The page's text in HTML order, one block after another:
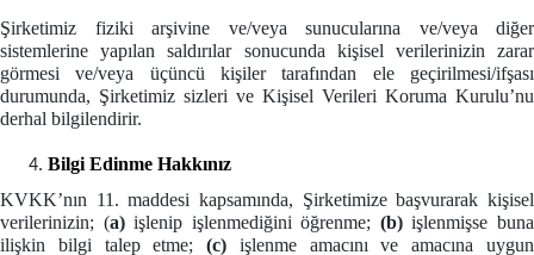
Şirketimiz fiziki arşivine ve/veya sunucularına ve/veya diğer
sistemlerine yapılan saldırılar sonucunda kişisel verilerinizin zarar
görmesi ve/veya üçüncü kişiler tarafından ele geçirilmesi/ifşası
durumunda, Şirketimiz sizleri ve Kişisel Verileri Koruma Kurulu’nu
derhal bilgilendirir.
Bilgi Edinme Hakkınız
KVKK’nın 11. maddesi kapsamında, Şirketimize başvurarak kişisel
verilerinizin; (a)işlenip işlenmediğini öğrenme; (b)işlenmişse buna
ilişkin bilgi talep etme;(c) işlenme amacını ve amacına uygun